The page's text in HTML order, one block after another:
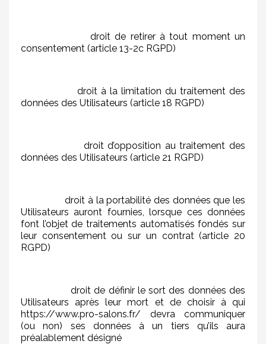
droit de retirer à tout moment un
consentement (article 13-2c RGPD)
droit à la limitation du traitement des
données des Utilisateurs (article 18 RGPD)
droit d’opposition au traitement des
données des Utilisateurs (article 21 RGPD)
droit à la portabilité des données que les
Utilisateurs auront fournies, lorsque ces données
font l’objet de traitements automatisés fondés sur
leur consentement ou sur un contrat (article 20
RGPD)
droit de définir le sort des données des
Utilisateurs après leur mort et de choisir à qui
https://www.pro-salons.fr/ devra communiquer
(ou non) ses données à un tiers qu’ils aura
préalablement désigné